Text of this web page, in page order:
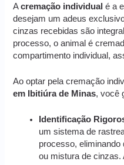
Acremação individual é a
desejam um adeus
cinzas recebidas são
processo, o animal é
compartimento individual,
Ao optar pela cremação
em Ibitiúra de Minas, você
Identificação
um sistema de
processo, eliminando
ou mistura de cinzas.